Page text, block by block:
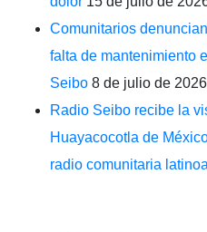
Comunitarios
falta de mantenimiento
Seibo 8 de julio de 2026
Radio Seibo recibe la
Huayacocotla de
radio comunitaria